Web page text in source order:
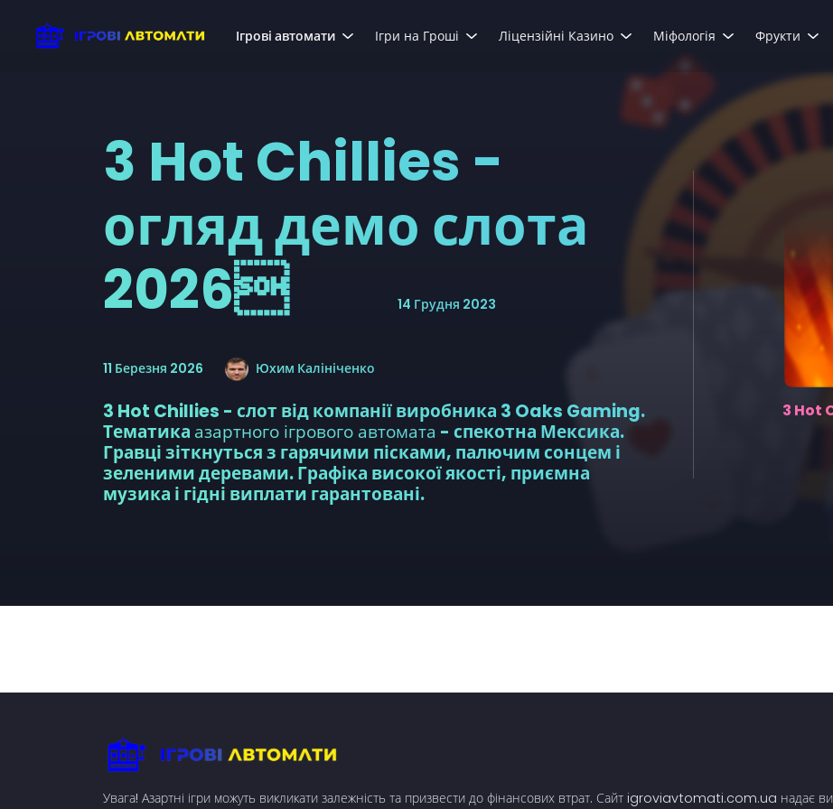
Ігрові автомати Ігри на Гроші Ліцензійні Казино Міфологія Фрукти
3 Hot Chillies -
огляд демо слота
2026
14 Грудня 2023
11 Березня 2026 Юхим Калініченко
3 Hot Chillies - слот від компанії виробника 3 Oaks Gaming.
Тематика азартного ігрового автомата - спекотна Мексика.
Гравці зіткнуться з гарячими пісками, палючим сонцем і
зеленими деревами. Графіка високої якості, приємна
музика і гідні виплати гарантовані.
3 Hot
Увага! Азартні ігри можуть викликати залежність та призвести до фінансових втрат. Сайт igroviavtomati.com.ua надає